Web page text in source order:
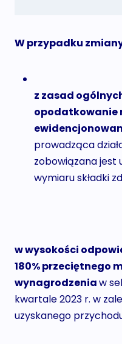
W przypadku
z zasad
opodatkowanie
prowadząca
zobowiązana jest
wymiaru składki
w wysokości
180% przeciętnego
wynagrodzeniaw
kwartale 2023 r. w
uzyskanego